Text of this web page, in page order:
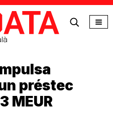
préstec
MEUR